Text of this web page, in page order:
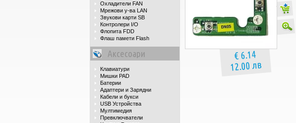
Охладители FAN
Мрежови у-ва LAN
Звукови карти SB
Контролери I/O
Флопита FDD
Флаш памети Flash
Аксесоари
Клавиатури
Мишки PAD
Батерии
Адаптери и Зарядни
Кабели и букси
USB Устройства
Мултимедия
Превключватели
€ 6.14
12.00 лв